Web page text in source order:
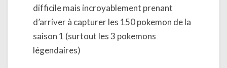
difficile mais incroyablement prenant
d’arriver à capturer les 150 pokemon de la
saison 1 (surtout les 3 pokemons
légendaires)